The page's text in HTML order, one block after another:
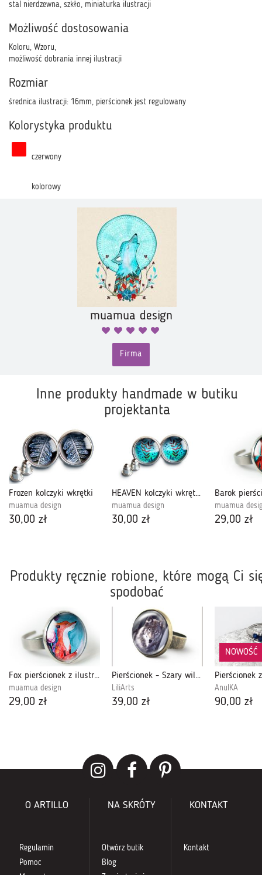
stal nierdzewna, szkło, miniaturka ilustracji
Możliwość dostosowania
Koloru, Wzoru,
możliwość dobrania innej ilustracji
Rozmiar
średnica ilustracji: 16mm, pierścionek jest regulowany
Kolorystyka produktu
czerwony
kolorowy
muamua design
Firma
Inne produkty handmade w butiku
projektanta
Frozen kolczyki wkrętki
muamua design
30,00 zł
HEAVEN kolczyki wkrętki z ilustracją
muamua design
30,00 zł
muamua
29,00 zł
Produkty ręcznie robione, które mogą Ci
spodobać
Fox pierścionek z ilustracją
muamua design
29,00 zł
Pierścionek - Szary wilk - antyczny brąz
LiliArts
39,00 zł
NOWOŚĆ
AnulKA
90,00 zł
O ARTILLO
Regulamin
Pomoc
NA SKRÓTY
Otwórz butik
Blog
KONTAKT
Kontakt